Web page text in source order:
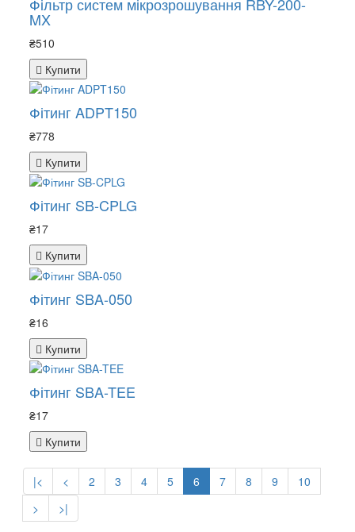
MX
₴510
Купити
Фітинг ADPT150
₴778
Купити
Фітинг SB-CPLG
₴17
Купити
Фітинг SBA-050
₴16
Купити
Фітинг SBA-TEE
₴17
Купити
|< < 2 3 4 5 6 7 8 9
10
>
>|